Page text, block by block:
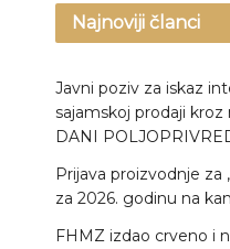
Najnoviji članci
Javni poziv za iskaz
sajamskoj prodaji kroz
DANI
Prijava proizvodnje za
za 2026. godinu na
FHMZ izdao crveno i